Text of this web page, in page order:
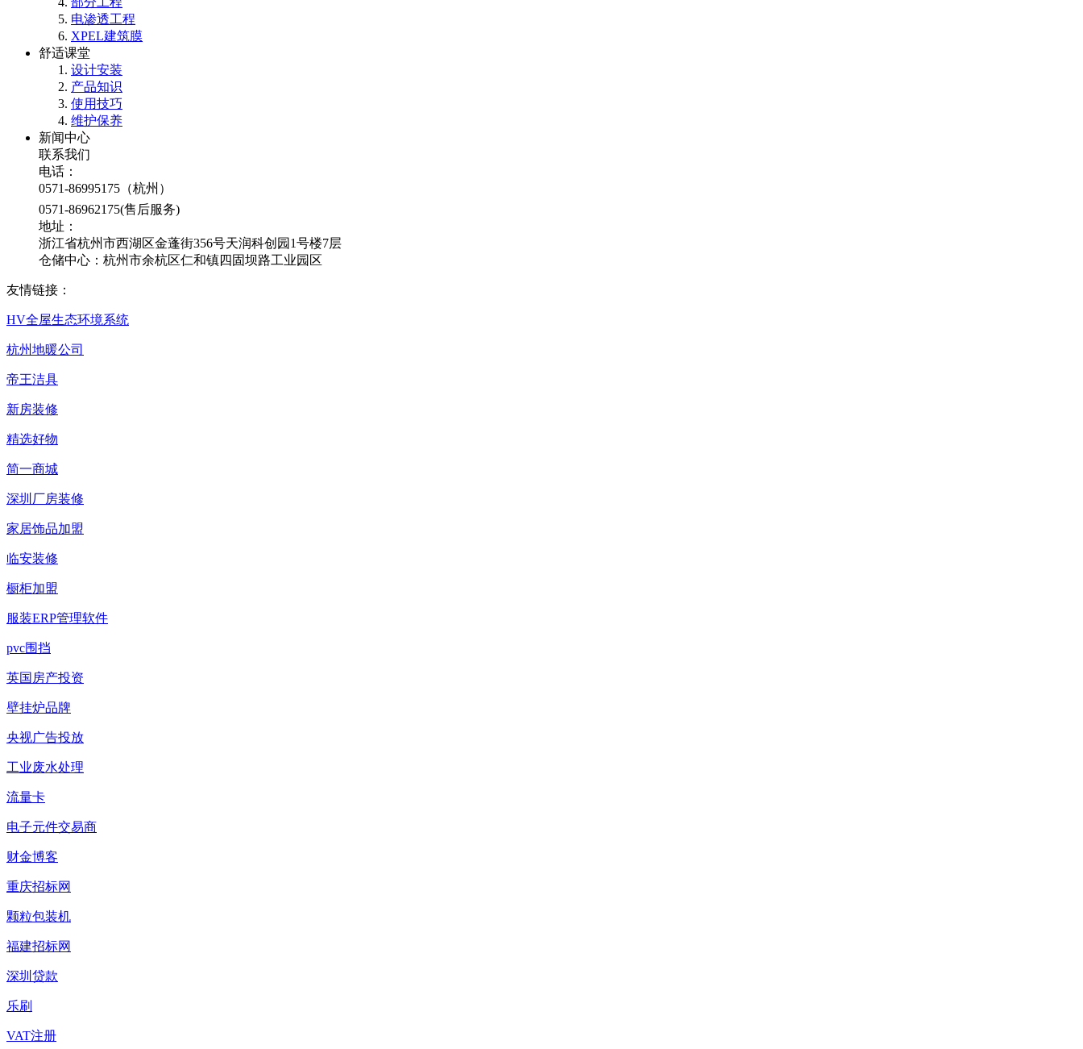
电渗透工程
XPEL建筑膜
舒适课堂
设计安装
产品知识
使用技巧
维护保养
新闻中心
联系我们
电话：
0571-86995175（杭州）
0571-86962175(售后服务)
地址：
浙江省杭州市西湖区金蓬街356号天润科创园1号楼7层
仓储中心：杭州市余杭区仁和镇四固坝路工业园区
友情链接：
HV全屋生态环境系统
杭州地暖公司
帝王洁具
新房装修
精选好物
简一商城
深圳厂房装修
家居饰品加盟
临安装修
橱柜加盟
服装ERP管理软件
pvc围挡
英国房产投资
壁挂炉品牌
央视广告投放
工业废水处理
流量卡
电子元件交易商
财金博客
重庆招标网
颗粒包装机
福建招标网
深圳贷款
乐刷
VAT注册